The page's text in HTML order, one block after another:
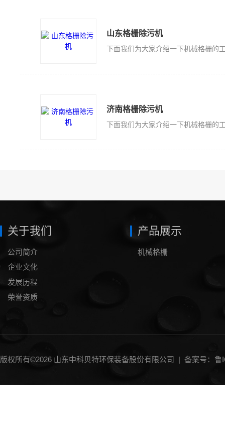
山东格栅除污机
下面我们为大家介绍一下机械格栅的
济南格栅除污机
下面我们为大家介绍一下机械格栅的
关于我们
公司简介
企业文化
发展历程
荣誉资质
产品展示
机械格栅
版权所有©2026 山东中科贝特环保装备股份有限公司 | 备案号：鲁